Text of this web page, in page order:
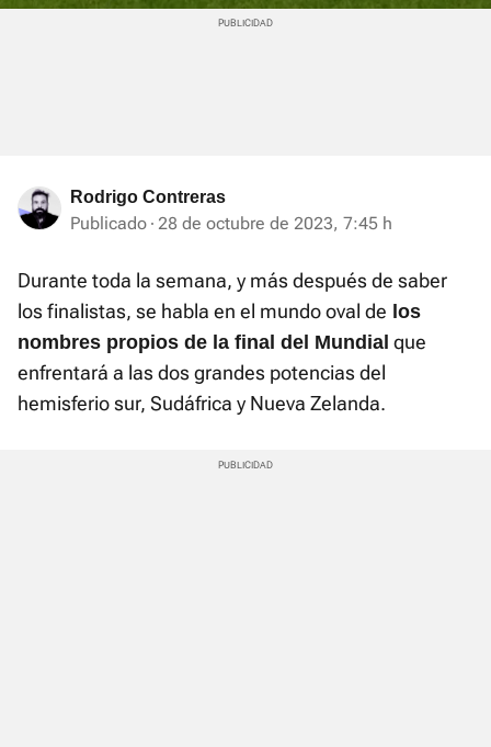
Rodrigo Contreras
Publicado 28 de octubre de 2023, 7:45 h
Durante toda la semana, y más después de saber
los finalistas, se habla en el mundo oval de los
nombres propios de la final del Mundial que
enfrentará a las dos grandes potencias del
hemisferio sur, Sudáfrica y Nueva Zelanda.